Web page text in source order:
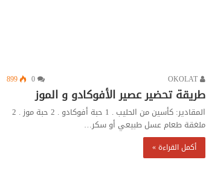
899
طريقة تحضير عصير الأفوكادو و الموز
المقادير: كأسين من الحليب . 1 حبة أفوكادو . 2 حبة موز . 2
ملغقة طعام عسل طبيعي أو سكر…
أكمل القراءة »